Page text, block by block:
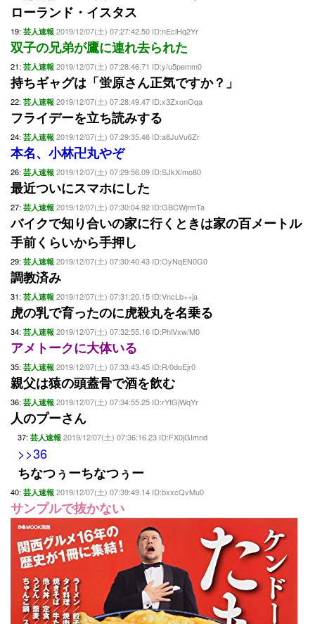
ローランド・イスタス
19: 芸人速報 2019/12/07(土) 07:27:42.50 ID:nEclHq2Yr
双子の兄弟が鷹に連れ去られた
21: 芸人速報 2019/12/07(土) 07:28:46.71 ID:y/u5pemm0
持ちギャグは「蛍原さん正気ですか？」
22: 芸人速報 2019/12/07(土) 07:28:49.47 ID:x3ZxonOqa
フライデーを立ち読みする
24: 芸人速報 2019/12/07(土) 07:29:35.46 ID:a8JuVu6Zr
本名、小林卍丸やぞ
26: 芸人速報 2019/12/07(土) 07:29:56.09 ID:SJkX/mo80
最近ついにスマホにした
27: 芸人速報 2019/12/07(土) 07:30:04.92 ID:GBCWjrmTa
バイクで知り合いの家に行くときは家の百メートル
手前くらいから手押し
29: 芸人速報 2019/12/07(土) 07:30:40.43 ID:OyNqEN0G0
調教済み
31: 芸人速報 2019/12/07(土) 07:31:20.15 ID:VncLb++ja
虎の乳で育ったのに虎殺丸を名乗る
34: 芸人速報 2019/12/07(土) 07:32:55.16 ID:PhlVxw/M0
アメトークに大体いる
35: 芸人速報 2019/12/07(土) 07:33:43.45 ID:R/0doEjr0
親父は猿の頭蓋骨で酒を飲む
36: 芸人速報 2019/12/07(土) 07:34:55.25 ID:rYtGjWqYr
人のプーさん
37: 芸人速報 2019/12/07(土) 07:36:16.23 ID:FX0jGImnd
>>36
ちなつぅーちなつぅー
40: 芸人速報 2019/12/07(土) 07:39:49.14 ID:bxxcQvMu0
サンプルで抜かない